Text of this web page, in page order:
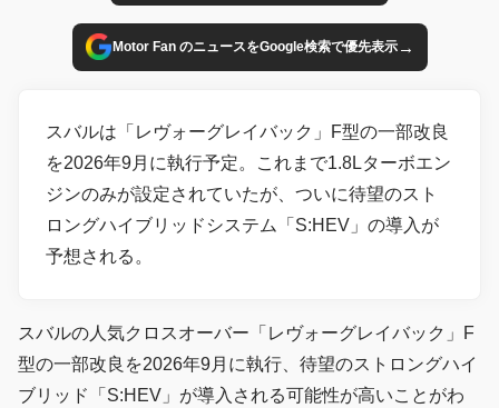
Motor Fan のニュースをGoogle検索で優先表示→
スバルは「レヴォーグレイバック」F型の一部改良
を2026年9月に執行予定。これまで1.8Lターボエン
ジンのみが設定されていたが、ついに待望のスト
ロングハイブリッドシステム「S:HEV」の導入が
予想される。
スバルの人気クロスオーバー「レヴォーグレイバック」F
型の一部改良を2026年9月に執行、待望のストロングハイ
ブリッド「S:HEV」が導入される可能性が高いことがわ